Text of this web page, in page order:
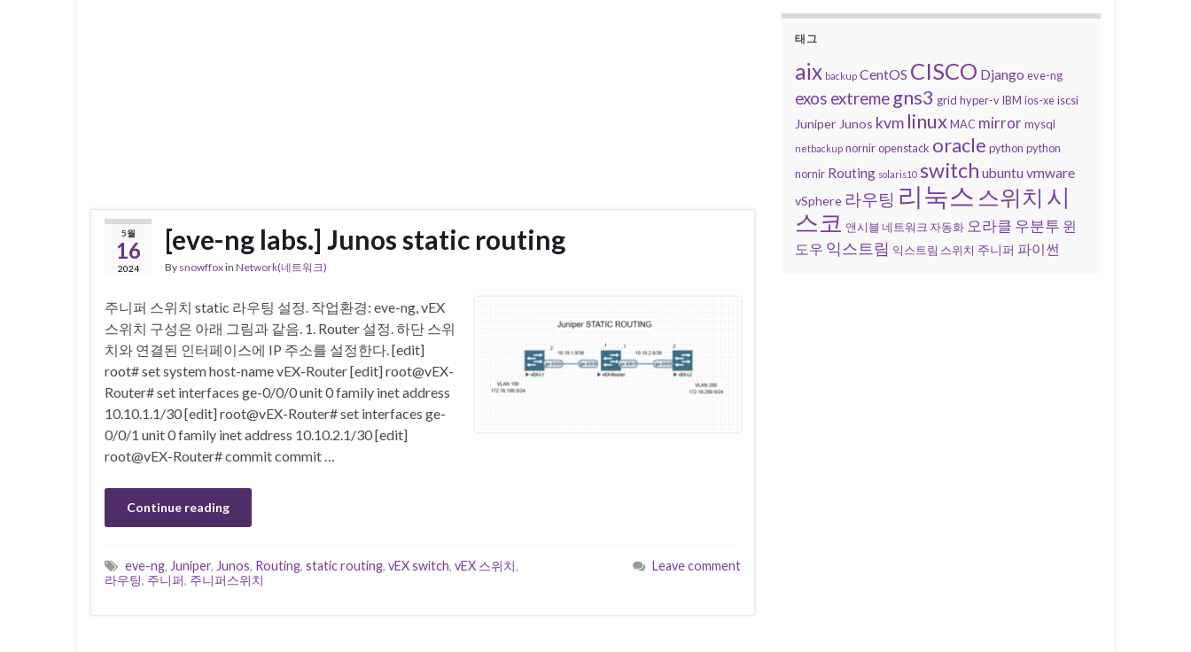
5월
16
2024
[eve-ng labs.] Junos static routing
By snowffoxin Network(네트워크)
주니퍼 스위치 static 라우팅 설정. 작업환경: eve-ng, vEX
스위치 구성은 아래 그림과 같음. 1. Router 설정. 하단 스위
치와 연결된 인터페이스에 IP 주소를 설정한다. [edit]
root# set system host-name vEX-Router [edit] root@vEX-
Router# set interfaces ge-0/0/0 unit 0 family inet address
10.10.1.1/30 [edit] root@vEX-Router# set interfaces ge-
0/0/1 unit 0 family inet address 10.10.2.1/30 [edit]
root@vEX-Router# commit commit …
Continue reading
eve-ng, Juniper, Junos, Routing, static routing, vEX switch, vEX 스위치,
라우팅, 주니퍼, 주니퍼스위치
Leave comment
태그
aix backup CentOS CISCO Django eve-ng
exos extreme gns3 grid hyper-vIBM ios-xeiscsi
Juniper Junos kvm linuxMAC mirror mysql
netbackup norniropenstack oracle python python
nornir Routing solaris10 switch ubuntuvmware
vSphere 라우팅 리눅스 스위치 시
스코 앤시블 네트워크 자동화 오라클 우분투 윈
도우 익스트림 익스트림 스위치 주니퍼 파이썬